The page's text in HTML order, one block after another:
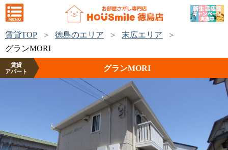
賃貸TOP 徳島のエリア
末広エリア
グランMORI
賃貸
アパート
グランMORI